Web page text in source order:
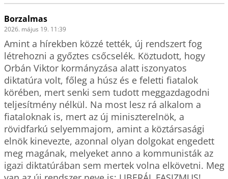
Borzalmas
2026. május 19. 11:39
Amint a hírekben közzé tették, új rendszert fog
létrehozni a győztes csőcselék. Köztudott, hogy
Orbán Viktor kormányzása alatt iszonyatos
diktatúra volt, főleg a húsz és e feletti fiatalok
körében, mert senki sem tudott meggazdagodni
teljesítmény nélkül. Na most lesz rá alkalom a
fiataloknak is, mert az új miniszterelnök, a
rövidfarkú selyemmajom, amint a köztársasági
elnök kinevezte, azonnal olyan dolgokat engedett
meg magának, melyeket anno a kommunisták az
igazi diktatúrában sem mertek volna elkövetni. Meg